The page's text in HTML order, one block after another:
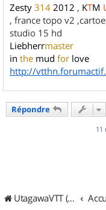
Zesty 314 2012 , KTM
, france topo v2
studio 15 hd
Liebherrmaster
in the mud for love
http://
Répondre
11
UtagawaVTT (Randos VTT et VTTAE avec traces GPS)